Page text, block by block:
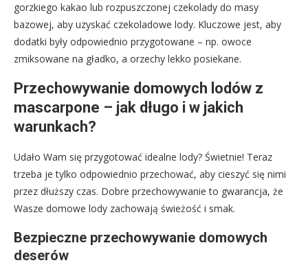
gorzkiego kakao lub rozpuszczonej czekolady do masy
bazowej, aby uzyskać czekoladowe lody. Kluczowe jest, aby
dodatki były odpowiednio przygotowane – np. owoce
zmiksowane na gładko, a orzechy lekko posiekane.
Przechowywanie domowych lodów z
mascarpone – jak długo i w jakich
warunkach?
Udało Wam się przygotować idealne lody? Świetnie! Teraz
trzeba je tylko odpowiednio przechować, aby cieszyć się nimi
przez dłuższy czas. Dobre przechowywanie to gwarancja, że
Wasze domowe lody zachowają świeżość i smak.
Bezpieczne przechowywanie domowych
deserów